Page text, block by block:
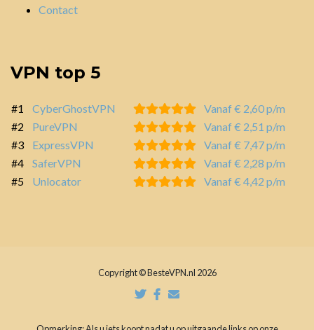
Contact
VPN top 5
#1 CyberGhostVPN
Vanaf € 2,60 p/m
#2
PureVPN
Vanaf € 2,51 p/m
#3
ExpressVPN
Vanaf € 7,47 p/m
#4
SaferVPN
Vanaf € 2,28 p/m
#5
Unlocator Vanaf € 4,42 p/m
Copyright © BesteVPN.nl 2026